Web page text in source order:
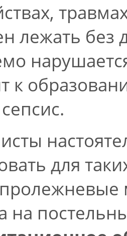
лежать без
к
для
на